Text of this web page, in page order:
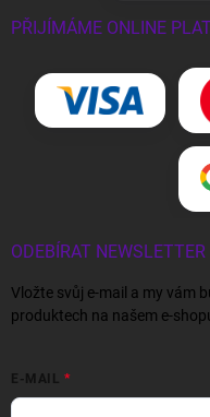
PŘIJÍMÁME ONLINE
ODEBÍRAT NEWSLETTER
Vložte svůj e-mail a my vám
produktech na našem e-
E-MAIL